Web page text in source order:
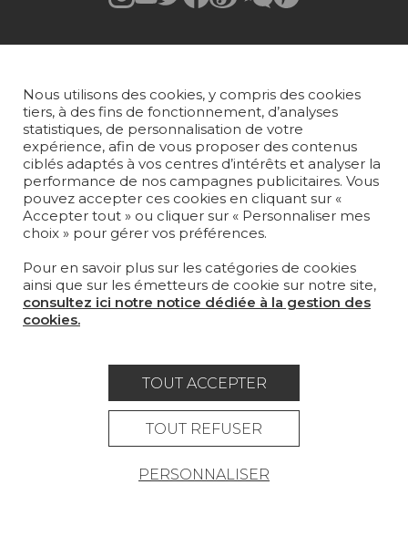
TISSUS
PAPIERS PEINTS
TAPIS ET MOQUETTES
MOBILIER
PROJETS
SUR-MESURE
MAGAZINE
OÙ NOUS TROUVER ?
Nous utilisons des cookies, y compris des cookies
tiers, à des fins de fonctionnement, d’analyses
statistiques, de personnalisation de votre
expérience, afin de vous proposer des contenus
ciblés adaptés à vos centres d’intérêts et analyser la
performance de nos campagnes publicitaires. Vous
pouvez accepter ces cookies en cliquant sur «
Accepter tout » ou cliquer sur « Personnaliser mes
choix » pour gérer vos préférences.
Pour en savoir plus sur les catégories de cookies
ainsi que sur les émetteurs de cookie sur notre site,
consultez ici notre notice dédiée à la gestion des
cookies.
TOUT ACCEPTER
TOUT REFUSER
PERSONNALISER